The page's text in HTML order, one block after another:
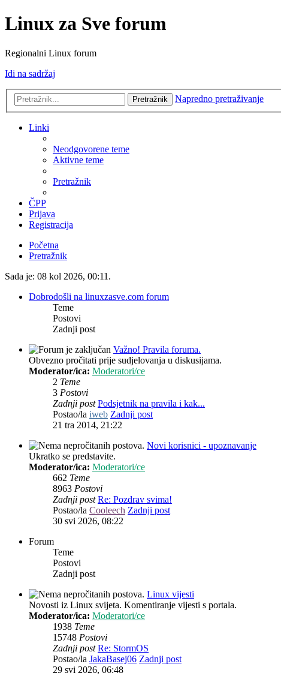
Linux za Sve forum
Regionalni Linux forum
Idi na sadržaj
Pretražnik Napredno pretraživanje
Linki
Neodgovorene teme
Aktivne teme
Pretražnik
ČPP
Prijava
Registracija
Početna
Pretražnik
Sada je: 08 kol 2026, 00:11.
Dobrodošli na linuxzasve.com forum
Teme
Postovi
Zadnji post
Važno! Pravila foruma.
Obvezno pročitati prije sudjelovanja u diskusijama.
Moderator/ica: Moderatori/ce
2 Teme
3 Postovi
Zadnji post Podsjetnik na pravila i kak...
Postao/la iweb Zadnji post
21 tra 2014, 21:22
Novi korisnici - upoznavanje
Ukratko se predstavite.
Moderator/ica: Moderatori/ce
662 Teme
8963 Postovi
Zadnji post Re: Pozdrav svima!
Postao/la Cooleech Zadnji post
30 svi 2026, 08:22
Forum
Teme
Postovi
Zadnji post
Linux vijesti
Novosti iz Linux svijeta. Komentiranje vijesti s portala.
Moderator/ica: Moderatori/ce
1938 Teme
15748 Postovi
Zadnji post Re: StormOS
Postao/la JakaBasej06 Zadnji post
29 svi 2026, 06:48